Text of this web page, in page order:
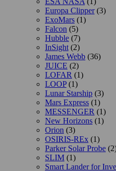
Europa Clipper(3)
ExoMars (1)
Falcon (5)
Hubble (7)
InSight (2)
James Webb (36)
JUICE (2)
LOFAR (1)
LOOP(1)
Lunar Starship (3)
Mars Express (1)
MESSENGER (1)
New Horizons (1)
Orion (3)
OSIRIS-REx (1)
Parker Solar Probe
SLIM (1)
Smart Lander for